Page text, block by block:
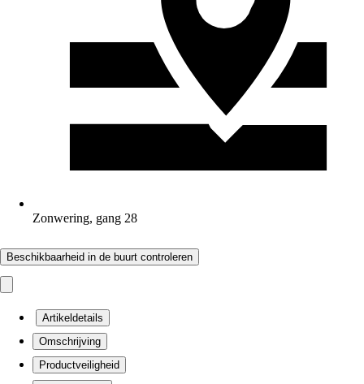
Zonwering, gang 28
Beschikbaarheid in de buurt controleren
Artikeldetails
Omschrijving
Productveiligheid